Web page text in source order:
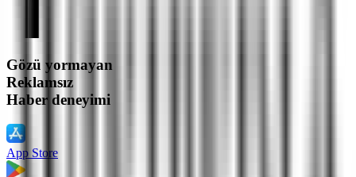
Gözü yormayan
Reklamsız
Haber deneyimi
App Store